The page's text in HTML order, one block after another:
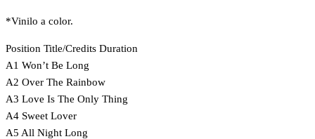
*Vinilo a color.
Position Title/Credits Duration
A1 Won’t Be Long
A2 Over The Rainbow
A3 Love Is The Only Thing
A4 Sweet Lover
A5 All Night Long